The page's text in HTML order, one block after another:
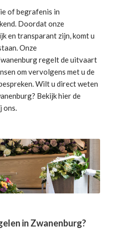
of begrafenis in
Doordat onze
en transparant zijn, komt u
Onze
regelt de uitvaart
om vervolgens met u de
Wilt u direct weten
Bekijk hier de
in Zwanenburg?